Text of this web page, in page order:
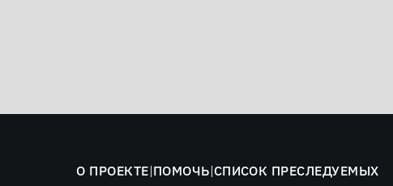
О ПРОЕКТЕ|ПОМОЧЬ|СПИСОК ПРЕСЛЕДУЕМЫХ